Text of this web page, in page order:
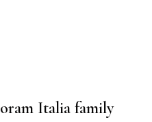
Italia family